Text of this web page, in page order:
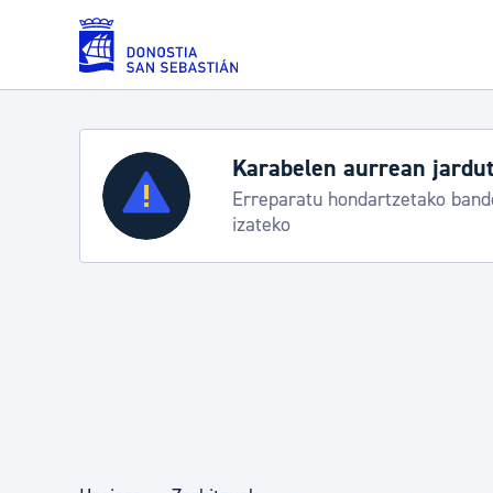
Eduki nagusira joan
Zerbitzuak
Errolda eta gai pertsonalak
Karabelen aurrean
Erreparatu hondartzetako
izateko